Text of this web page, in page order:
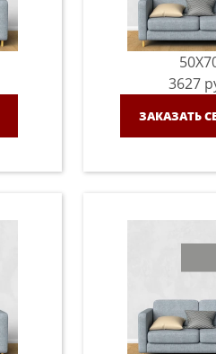
3627
ЗАКАЗАТЬ